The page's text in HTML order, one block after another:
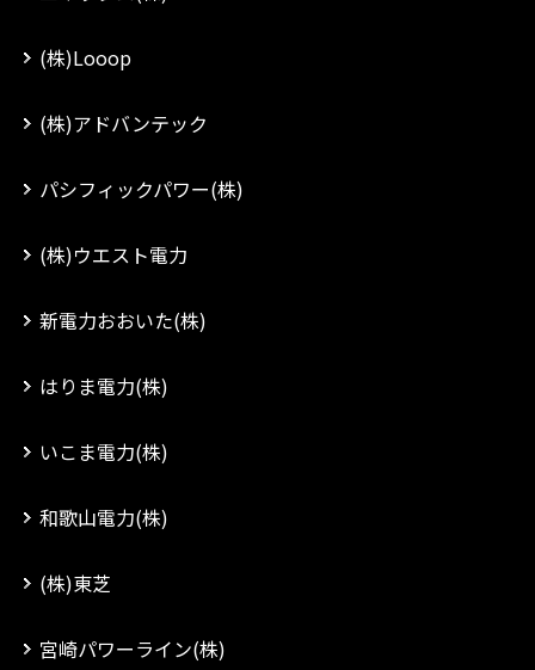
(株)Looop
(株)アドバンテック
パシフィックパワー(株)
(株)ウエスト電力
新電力おおいた(株)
はりま電力(株)
いこま電力(株)
和歌山電力(株)
(株)東芝
宮崎パワーライン(株)